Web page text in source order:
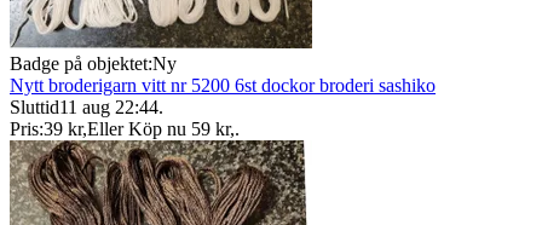
Badge på objektet:Ny
Nytt broderigarn vitt nr 5200 6st dockor broderi sashiko
Sluttid11 aug 22:44.
Pris:39 kr,Eller Köp nu 59 kr,.